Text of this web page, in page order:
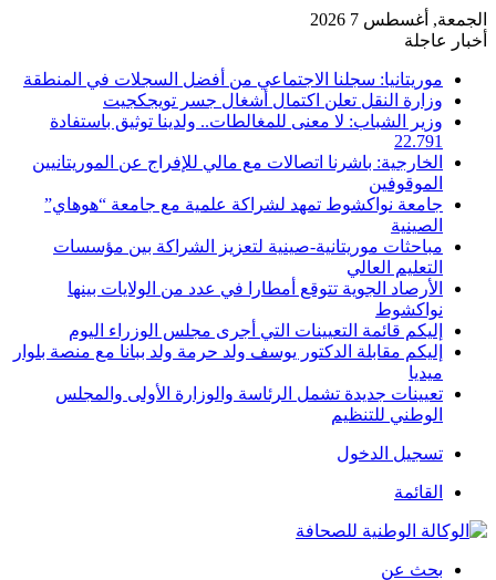
الجمعة, أغسطس 7 2026
أخبار عاجلة
موريتانيا: سجلنا الاجتماعي من أفضل السجلات في المنطقة
وزارة النقل تعلن اكتمال أشغال جسر تويجكجيت
وزير الشباب: لا معنى للمغالطات.. ولدينا توثيق باستفادة
22.791
الخارجية: باشرنا اتصالات مع مالي للإفراج عن الموريتانيين
الموقوفين
جامعة نواكشوط تمهد لشراكة علمية مع جامعة “هوهاي”
الصينية
مباحثات موريتانية-صينية لتعزيز الشراكة بين مؤسسات
التعليم العالي
الأرصاد الجوية تتوقع أمطارا في عدد من الولايات بينها
نواكشوط
إليكم قائمة التعيينات التي أجرى مجلس الوزراء اليوم
إليكم مقابلة الدكتور يوسف ولد حرمة ولد ببانا مع منصة بلوار
ميديا
تعيينات جديدة تشمل الرئاسة والوزارة الأولى والمجلس
الوطني للتنظيم
تسجيل الدخول
القائمة
بحث عن